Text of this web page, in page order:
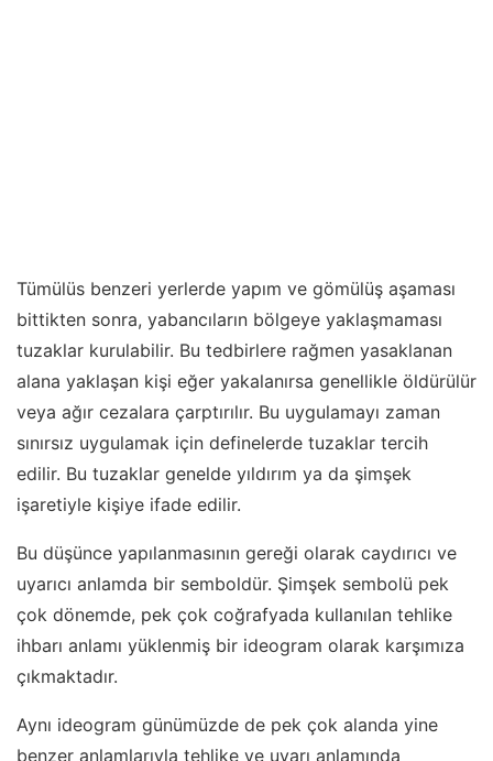
Tümülüs benzeri yerlerde yapım ve gömülüş aşaması
bittikten sonra, yabancıların bölgeye yaklaşmaması
tuzaklar kurulabilir. Bu tedbirlere rağmen yasaklanan
alana yaklaşan kişi eğer yakalanırsa genellikle öldürülür
veya ağır cezalara çarptırılır. Bu uygulamayı zaman
sınırsız uygulamak için definelerde tuzaklar tercih
edilir. Bu tuzaklar genelde yıldırım ya da şimşek
işaretiyle kişiye ifade edilir.
Bu düşünce yapılanmasının gereği olarak caydırıcı ve
uyarıcı anlamda bir semboldür. Şimşek sembolü pek
çok dönemde, pek çok coğrafyada kullanılan tehlike
ihbarı anlamı yüklenmiş bir ideogram olarak karşımıza
çıkmaktadır.
Aynı ideogram günümüzde de pek çok alanda yine
benzer anlamlarıyla tehlike ve uyarı anlamında